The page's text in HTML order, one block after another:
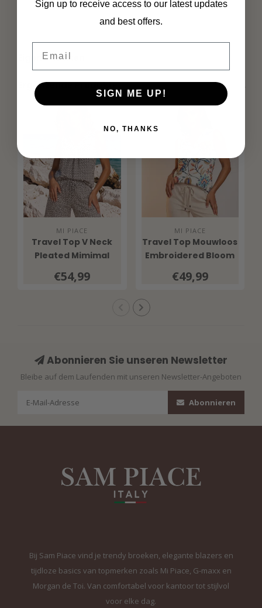
Eigenschaften
Ergänzende Produkte
MI PIACE
Travel Top V Neck
Pleated Mimimal
€54,99
MI PIACE
Travel Top Mouwloos
Embroidered Bloom
Multicolour
€49,99
Abonnieren Sie unseren Newsletter
Bleibe auf dem Laufenden mit unseren Newsletter-Angeboten
Abonnieren
Bij Sam Piace vind je trendy broeken, elegante blazers en
tijdloze basics van topmerken zoals Mi Piace, G-maxx en
Morgan de Toi. Van comfortabel voor kantoor tot stijlvol
voor elke dag.
Sign up to receive access to our latest updates
and best offers.
SIGN ME UP!
NO, THANKS